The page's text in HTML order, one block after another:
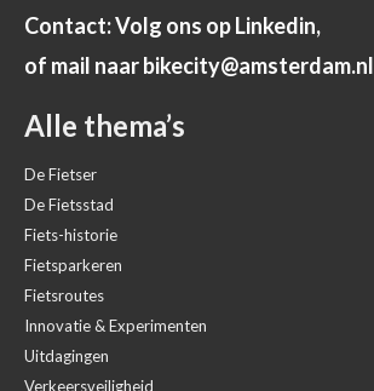
Contact: Volg ons op Linkedin,
of mail naar bikecity@amsterdam.nl
Alle thema’s
De Fietser
De Fietsstad
Fiets-historie
Fietsparkeren
Fietsroutes
Innovatie & Experimenten
Uitdagingen
Verkeersveiligheid